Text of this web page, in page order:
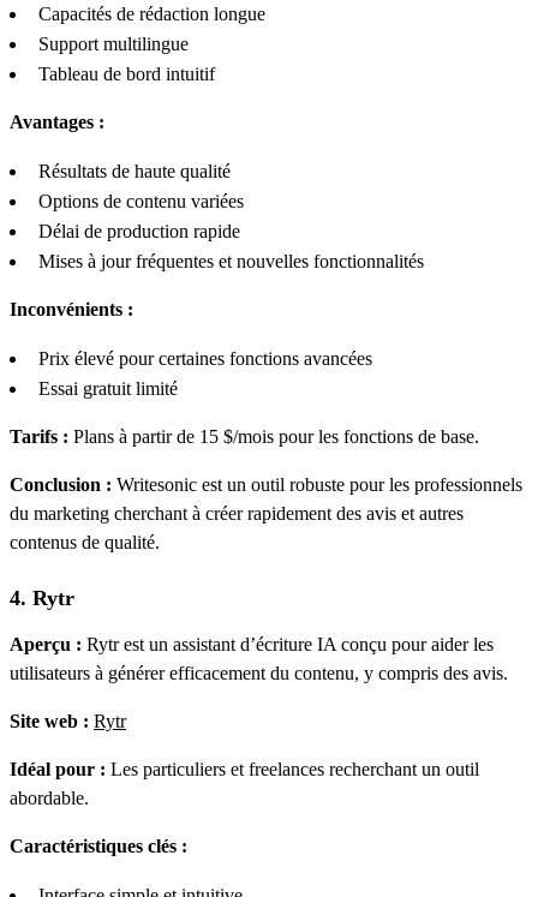
Capacités de rédaction longue
Support multilingue
Tableau de bord intuitif
Avantages :
Résultats de haute qualité
Options de contenu variées
Délai de production rapide
Mises à jour fréquentes et nouvelles fonctionnalités
Inconvénients :
Prix élevé pour certaines fonctions avancées
Essai gratuit limité
Tarifs : Plans à partir de 15 $/mois pour les fonctions de base.
Conclusion : Writesonic est un outil robuste pour les professionnels
du marketing cherchant à créer rapidement des avis et autres
contenus de qualité.
4. Rytr
Aperçu : Rytr est un assistant d’écriture IA conçu pour aider les
utilisateurs à générer efficacement du contenu, y compris des avis.
Site web : Rytr
Idéal pour : Les particuliers et freelances recherchant un outil
abordable.
Caractéristiques clés :